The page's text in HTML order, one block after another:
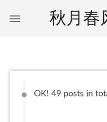
秋月春
OK! 49 posts in